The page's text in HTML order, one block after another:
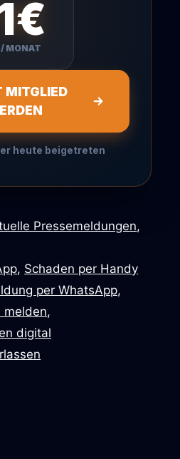
/ MONAT
MITGLIED
heute beigetreten
Pressemeldungen,
, Schaden per Handy
per WhatsApp,
melden,
digital